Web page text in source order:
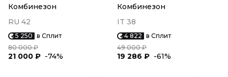
Комбинезон
RU 42
5 250 в Сплит
80 000 ₽
21 000 ₽ -74%
Комбинезон
IT 38
4 822 в Сплит
49 000 ₽
19 286 ₽ -61%